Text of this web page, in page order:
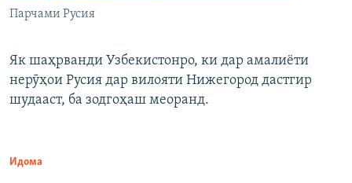
Парчами Русия
Як шаҳрванди Узбекистонро, ки дар амалиёти
нерӯҳои Русия дар вилояти Нижегород дастгир
шудааст, ба зодгоҳаш меоранд.
Идома